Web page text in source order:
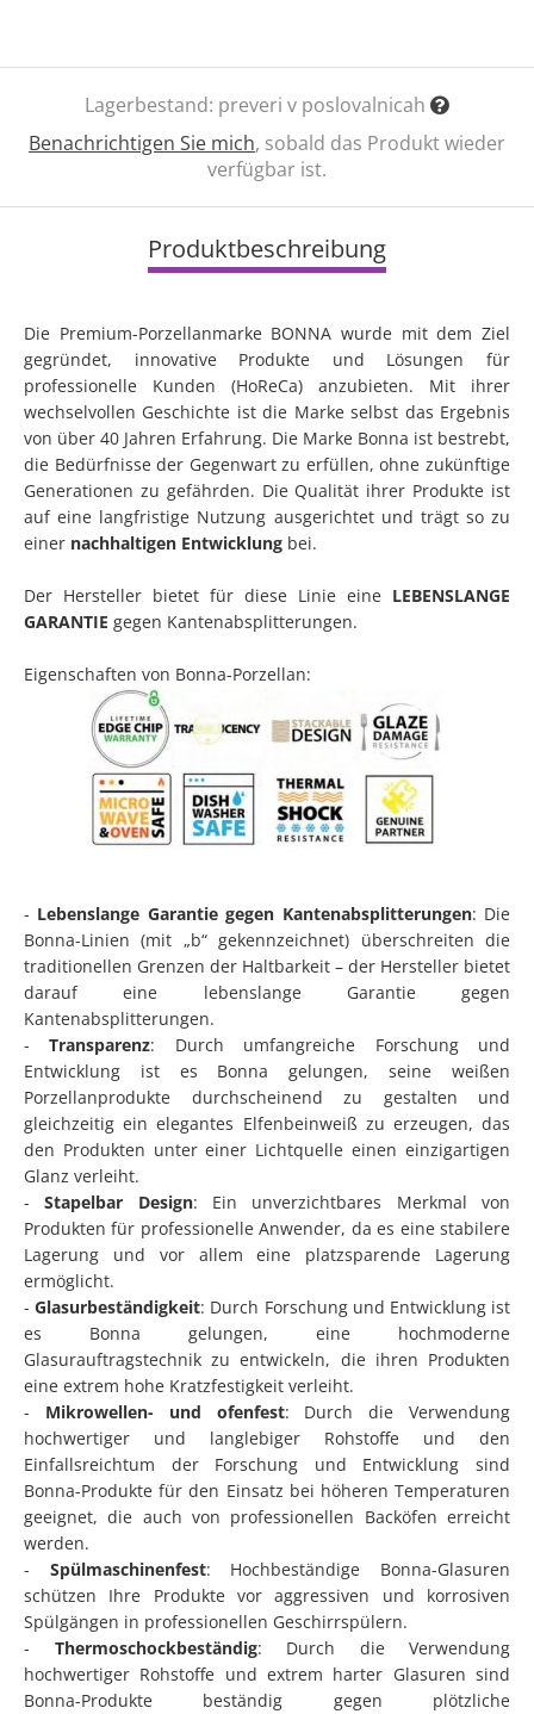
Lagerbestand: preveri v poslovalnicah
Benachrichtigen Sie mich, sobald das Produkt wieder
verfügbar ist.
Produktbeschreibung
Die Premium-Porzellanmarke BONNA wurde mit dem Ziel
gegründet, innovative Produkte und Lösungen für
professionelle Kunden (HoReCa) anzubieten. Mit ihrer
wechselvollen Geschichte ist die Marke selbst das Ergebnis
von über 40 Jahren Erfahrung. Die Marke Bonna ist bestrebt,
die Bedürfnisse der Gegenwart zu erfüllen, ohne zukünftige
Generationen zu gefährden. Die Qualität ihrer Produkte ist
auf eine langfristige Nutzung ausgerichtet und trägt so zu
einer nachhaltigen Entwicklung bei.
Der Hersteller bietet für diese Linie eine LEBENSLANGE
GARANTIE gegen Kantenabsplitterungen.
Eigenschaften von Bonna-Porzellan:
- Lebenslange Garantie gegen Kantenabsplitterungen: Die
Bonna-Linien (mit „b“ gekennzeichnet) überschreiten die
traditionellen Grenzen der Haltbarkeit – der Hersteller bietet
darauf eine lebenslange Garantie gegen
Kantenabsplitterungen.
-Transparenz: Durch umfangreiche Forschung und
Entwicklung ist es Bonna gelungen, seine weißen
Porzellanprodukte durchscheinend zu gestalten und
gleichzeitig ein elegantes Elfenbeinweiß zu erzeugen, das
den Produkten unter einer Lichtquelle einen einzigartigen
Glanz verleiht.
-Stapelbar Design: Ein unverzichtbares Merkmal von
Produkten für professionelle Anwender, da es eine stabilere
Lagerung und vor allem eine platzsparende Lagerung
ermöglicht.
-Glasurbeständigkeit: Durch Forschung und Entwicklung ist
es Bonna gelungen, eine hochmoderne
Glasurauftragstechnik zu entwickeln, die ihren Produkten
eine extrem hohe Kratzfestigkeit verleiht.
- Mikrowellen- und ofenfest: Durch die Verwendung
hochwertiger und langlebiger Rohstoffe und den
Einfallsreichtum der Forschung und Entwicklung sind
Bonna-Produkte für den Einsatz bei höheren Temperaturen
geeignet, die auch von professionellen Backöfen erreicht
werden.
- Spülmaschinenfest: Hochbeständige Bonna-Glasuren
schützen Ihre Produkte vor aggressiven und korrosiven
Spülgängen in professionellen Geschirrspülern.
- Thermoschockbeständig: Durch die Verwendung
hochwertiger Rohstoffe und extrem harter Glasuren sind
Bonna-Produkte beständig gegen plötzliche